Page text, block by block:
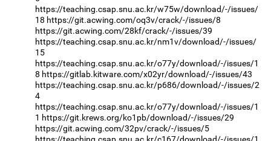
https://teaching.csap.snu.ac.kr/w75w/download/-/issues/
18 https://git.acwing.com/oq3v/crack/-/issues/8
https://git.acwing.com/28kf/crack/-/issues/39
https://teaching.csap.snu.ac.kr/nm1v/download/-/issues/
15
https://teaching.csap.snu.ac.kr/o77y/download/-/issues/1
8 https://gitlab.kitware.com/x02yr/download/-/issues/43
https://teaching.csap.snu.ac.kr/p686/download/-/issues/2
4
https://teaching.csap.snu.ac.kr/o77y/download/-/issues/1
1 https://git.krews.org/ko1pb/download/-/issues/29
https://git.acwing.com/32pv/crack/-/issues/5
https://teaching.csap.snu.ac.kr/c167/download/-/issues/1